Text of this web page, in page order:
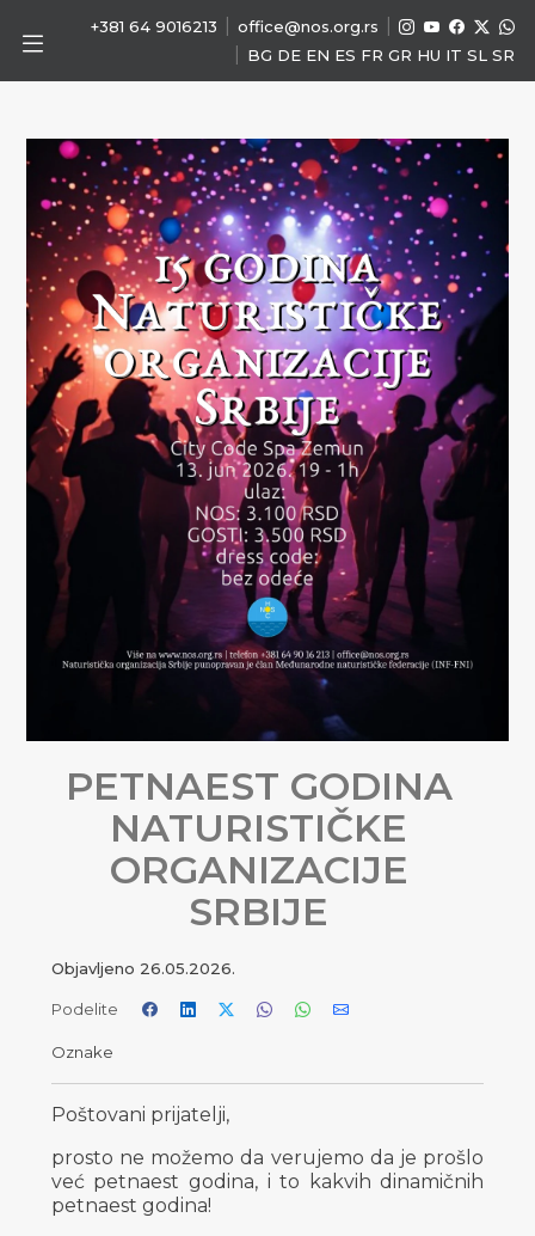
+381 64 9016213 office@nos.org.rs
BG DE EN ES FR GR HU IT SL SR
PETNAEST GODINA
NATURISTIČKE
ORGANIZACIJE
SRBIJE
Objavljeno 26.05.2026.
Podelite
Oznake
Poštovani prijatelji,
prosto ne možemo da verujemo da je prošlo
već petnaest godina, i to kakvih dinamičnih
petnaest godina!